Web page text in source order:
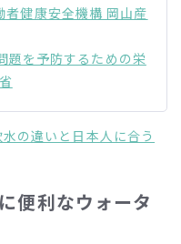
健康安全機構 岡山産
題を予防するための栄
の違いと日本人に合う
便利なウォータ